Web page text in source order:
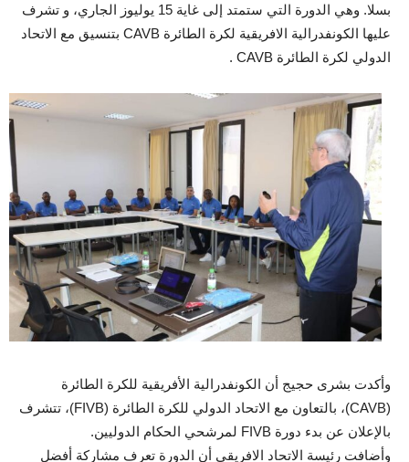
بسلا. وهي الدورة التي ستمتد إلى غاية 15 يوليوز الجاري، و تشرف
عليها الكونفدرالية الافريقية لكرة الطائرة CAVB بتنسيق مع الاتحاد
الدولي لكرة الطائرة CAVB .
وأكدت بشرى حجيج أن الكونفدرالية الأفريقية للكرة الطائرة
(CAVB)، بالتعاون مع الاتحاد الدولي للكرة الطائرة (FIVB)، تتشرف
بالإعلان عن بدء دورة FIVB لمرشحي الحكام الدوليين.
وأضافت رئيسة الاتحاد الافريقي أن الدورة تعرف مشاركة أفضل